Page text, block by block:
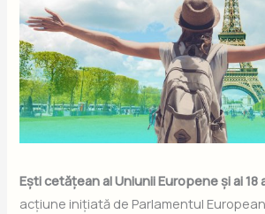
Ești cetățean al Uniunii Europene și ai 18
acțiune inițiată de Parlamentul